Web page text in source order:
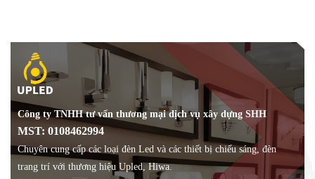
Công ty TNHH tư vấn thương mại dịch vụ xây dựng SHH
MST: 0108462994
Chuyên cung cấp các loại đèn Led và các thiết bị chiếu sáng, đèn
trang trí với thương hiệu Upled, Hiwa.